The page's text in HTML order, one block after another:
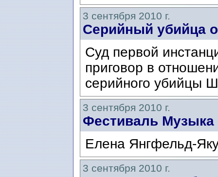
3 сентября 2010 г.
Серийный убийца
Суд первой
приговор в
серийного убийцы
3 сентября 2010 г.
Фестиваль Музыка
Елена Янгфельд-
3 сентября 2010 г.